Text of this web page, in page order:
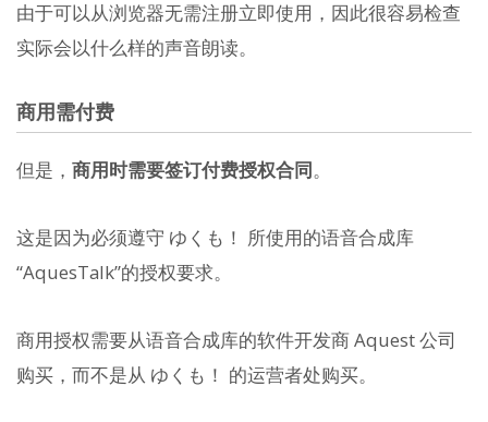
由于可以从浏览器无需注册立即使用，因此很容易检查
实际会以什么样的声音朗读。
商用需付费
但是， 商用时需要签订付费授权合同。
这是因为必须遵守 ゆくも！ 所使用的语音合成库
“AquesTalk”的授权要求。
商用授权需要从语音合成库的软件开发商 Aquest 公司
购买，而不是从 ゆくも！ 的运营者处购买。